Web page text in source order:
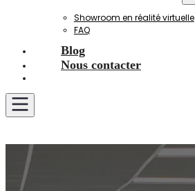
Showroom en réalité virtuelle
FAQ
Blog
Nous contacter